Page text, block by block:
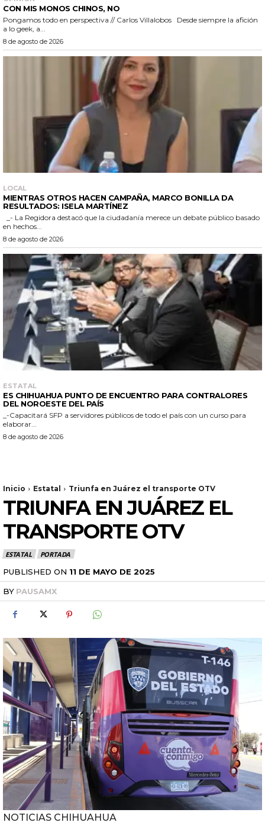
CON MIS MONOS CHINOS, NO
Pongamos todo en perspectiva // Carlos Villalobos Desde siempre la afición
a lo geek, a...
8 de agosto de 2026
LOCAL
MIENTRAS OTROS HACEN CAMPAÑA, MARCO BONILLA DA
RESULTADOS: ISELA MARTÍNEZ
en hechos...
8 de agosto de 2026
ESTATAL
ES CHIHUAHUA PUNTO DE ENCUENTRO PARA CONTRALORES
DEL NOROESTE DEL PAÍS
_-Capacitará SFP a servidores públicos de todo el país con un curso para
elaborar...
8 de agosto de 2026